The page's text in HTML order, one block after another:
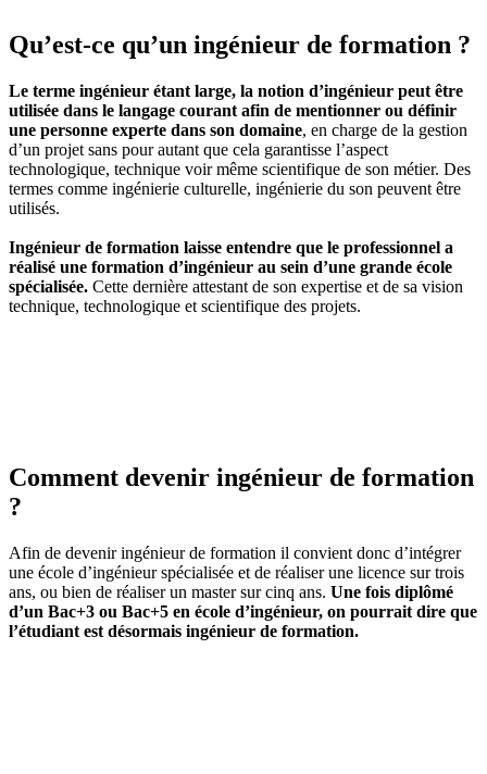
Qu’est-ce qu’un ingénieur de formation ?
Le terme ingénieur étant large, la notion d’ingénieur peut être
utilisée dans le langage courant afin de mentionner ou définir
une personne experte dans son domaine, en charge de la gestion
d’un projet sans pour autant que cela garantisse l’aspect
technologique, technique voir même scientifique de son métier. Des
termes comme ingénierie culturelle, ingénierie du son peuvent être
utilisés.
Ingénieur de formation laisse entendre que le professionnel a
réalisé une formation d’ingénieur au sein d’une grande école
spécialisée. Cette dernière attestant de son expertise et de sa vision
technique, technologique et scientifique des projets.
Comment devenir ingénieur de formation
?
Afin de devenir ingénieur de formation il convient donc d’intégrer
une école d’ingénieur spécialisée et de réaliser une licence sur trois
ans, ou bien de réaliser un master sur cinq ans. Une fois diplômé
d’un Bac+3 ou Bac+5 en école d’ingénieur, on pourrait dire que
l’étudiant est désormais ingénieur de formation.